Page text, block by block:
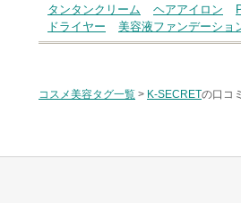
タンタンクリーム
ヘアアイロン
ドライヤー
美容液ファンデーショ
コスメ美容タグ一覧 > K-SECRETの口コ